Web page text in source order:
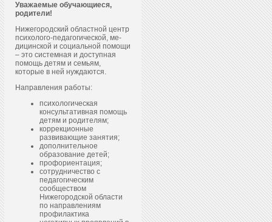
Уважаемые обучающиеся,
родители!
Нижегородский областной центр
пси­холо­го-пе­даго­гичес­кой, ме­
дицин­ской и со­ци­аль­ной по­мощи
– это системная и доступная
помощь детям и семьям,
которые в ней нуждаются.
Направления работы:
психологическая
консультативная помощь
детям и родителям;
коррекционные
развивающие занятия;
дополнительное
образование детей;
профориентация;
сотрудничество с
педагогическим
сообществом
Нижегородской области
по направлениям
профилактика